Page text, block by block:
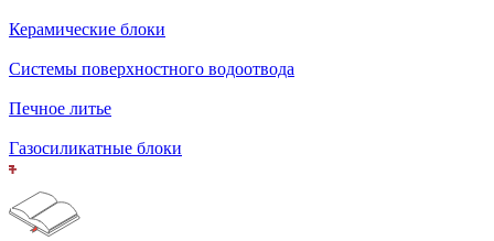
Керамические блоки
Системы поверхностного водоотвода
Печное литье
Газосиликатные блоки